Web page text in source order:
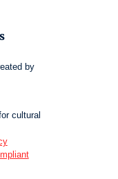
by
cultural